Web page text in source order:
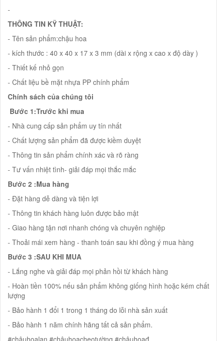
-
THÔNG TIN KỸ THUẬT:
- Tên sản phẩm:chậu hoa
- kích thước : 40 x 40 x 17 x 3 mm (dài x rộng x cao x độ dày )
- Thiết kế nhỏ gọn
- Chất liệu bề mặt nhựa PP chính phẩm
Chính sách của chúng tôi
Bước 1:Trước khi mua
- Nhà cung cấp sản phẩm uy tín nhất
- Chất lượng sản phẩm đã được kiềm duyệt
- Thông tin sản phẩm chính xác và rõ ràng
- Tư vấn nhiệt tình- giải đáp mọi thắc mắc
Bước 2 :Mua hàng
- Đặt hàng dễ dàng và tiện lợi
- Thông tin khách hàng luôn được bảo mật
- Giao hàng tận nơi nhanh chóng và chuyên nghiệp
- Thoải mái xem hàng - thanh toán sau khi đồng ý mua hàng
Bước 3 :SAU KHI MUA
- Lắng nghe và giải đáp mọi phản hồi từ khách hàng
- Hoàn tiền 100% nếu sản phẩm không giống hình hoặc kém chất
lượng
- Bảo hành 1 đổi 1 trong 1 tháng do lỗi nhà sản xuất
- Bảo hành 1 năm chính hãng tất cả sản phẩm.
#chậuhoalan #chậuhoacheotường #chậuhoađ